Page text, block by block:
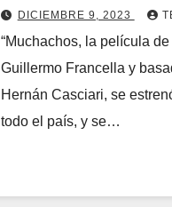
DICIEMBRE 9, 2023
“Muchachos, la película
Guillermo Francella y
Hernán Casciari, se
todo el país, y se…